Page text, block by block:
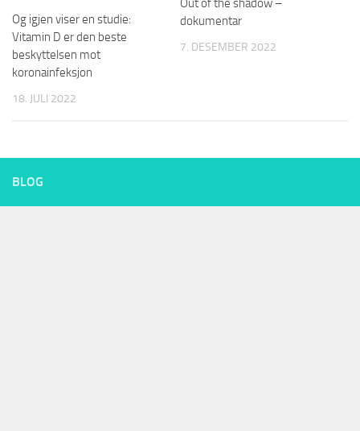
Og igjen viser en studie:
Vitamin D er den beste
beskyttelsen mot
koronainfeksjon
18. JULI 2022
Out of the shadow –
dokumentar
7. DESEMBER 2022
BLOG